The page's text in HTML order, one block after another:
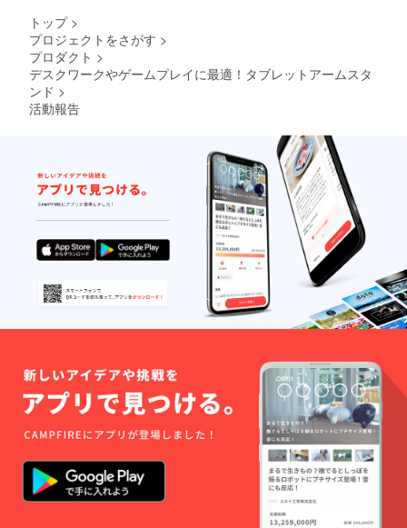
トップ >
プロジェクトをさがす >
プロダクト >
デスクワークやゲームプレイに最適！タブレットアームスタ
ンド >
活動報告